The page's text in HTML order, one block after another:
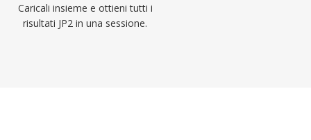
Caricali insieme e ottieni tutti i
risultati JP2 in una sessione.